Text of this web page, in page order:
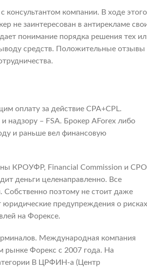
компании. В ходе этого
не заинтересован в антирекламе
понимание порядка решения тех
средств. Положительные отзывы
оплату за действие CPA+CPL.
надзору – FSA. Брокер AForex либо
и раньше вел финансовую
КРОУФР, Financial Commission и СРО
деньги целенаправленно. Все
Собственно поэтому не стоит даже
предупреждения о
на Форексе.
Международная компания
рынке Форекс с 2007 года. На
B ЦРФИН-а (Центр